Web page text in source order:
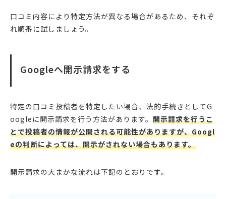
口コミ内容により特定方法が異なる場合があるため、それぞ
れ順番に試しましょう。
Googleへ開示請求をする
特定の口コミ投稿者を特定したい場合、法的手続きとしてG
oogleに開示請求を行う方法があります。 開示請求を行うこ
とで投稿者の情報が公開される可能性がありますが、Googl
eの判断によっては、開示がされない場合もあります。
開示請求の大まかな流れは下記のとおりです。